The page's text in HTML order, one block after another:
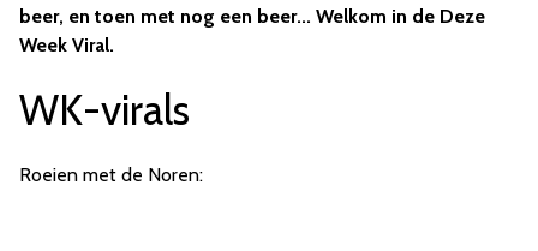
beer, en toen met nog een beer... Welkom in de Deze
Week Viral.
WK-virals
Roeien met de Noren: